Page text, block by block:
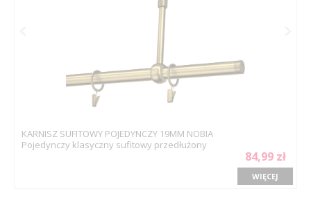
KARNISZ SUFITOWY POJEDYNCZY 19MM NOBIA
Pojedynczy klasyczny sufitowy przedłużony
84,99 zł
WIĘCEJ